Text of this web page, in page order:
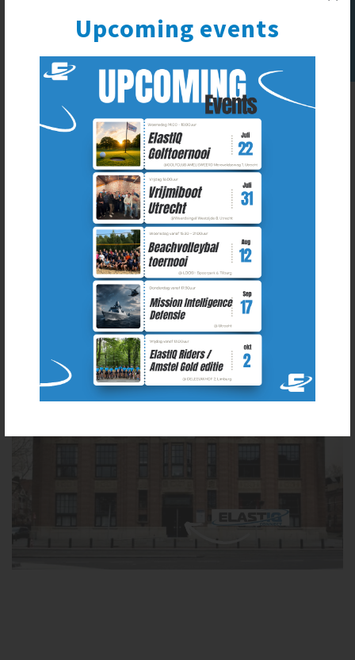
Routebeschrijving
Het ElastIQ House bevindt zich in het Koningshuis gelegen
in het centrum van ’s-Hertogenbosch. Tevens direct gelegen
bij het Centraal Station.
Wanneer u met de auto komt zijn er meerdere openbare
parkeergelegenheden in de straat achter het Koningshuis;
Van der Does de Willeboissingel. Aan de overkant van het
Koningshuis bij P+R Station (Q-Park) ’s-Hertogenbosch
(Maijweg, 5211 AA).
Bij de receptie wordt u ontvangen door onze receptioniste.
Een van de ElastIQ collega’s zal u verwelkomen in het
Upcoming events